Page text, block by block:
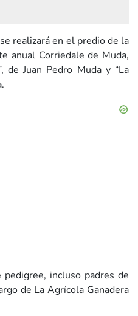
realizará en el predio de la
anual Corriedale de Muda,
de Juan Pedro Muda y “La
incluso padres de
de La Agrícola Ganadera